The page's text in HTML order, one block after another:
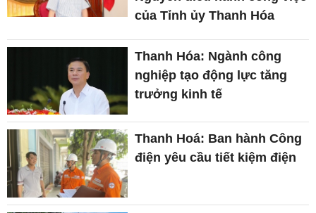
của Tỉnh ủy Thanh Hóa
Thanh Hóa: Ngành công
nghiệp tạo động lực tăng
trưởng kinh tế
Thanh Hoá: Ban hành Công
điện yêu cầu tiết kiệm điện